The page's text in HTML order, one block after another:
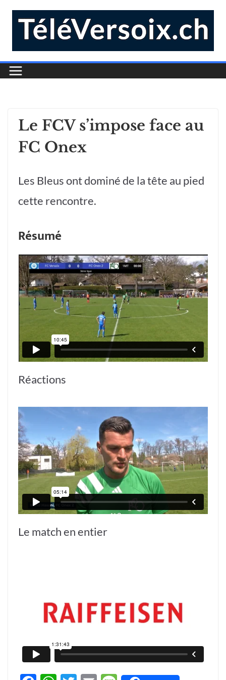
Le FCV s’impose face au
FC Onex
Les Bleus ont dominé de la tête au pied
cette rencontre.
Résumé
Réactions
Le match en entier